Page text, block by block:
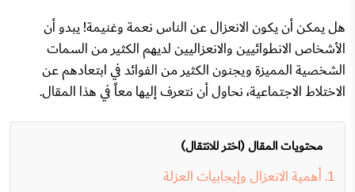
هل يمكن أن يكون الانعزال عن الناس نعمة وغنيمة! يبدو أن
الأشخاص الانطوائيين والانعزاليين لديهم الكثير من السمات
الشخصية المميزة ويجنون الكثير من الفوائد في ابتعادهم عن
الاختلاط الاجتماعية، نحاول أن نتعرف إليها معاً في هذا المقال.
محتويات المقال (اختر للانتقال)
أهمية الانعزال وإيجابيات العزلة